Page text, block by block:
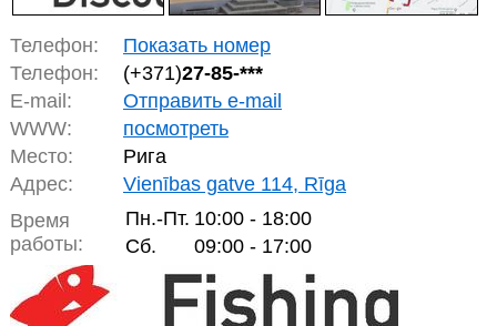
Телефон:
Показать номер
Телефон:
(+371)27-85-***
E-mail:
Отправить e-mail
WWW:
посмотреть
Место:
Рига
Адрес:
Vienības gatve 114, Rīga
Время
работы:
Пн.-Пт. 10:00 - 18:00
Сб.
09:00 - 17:00